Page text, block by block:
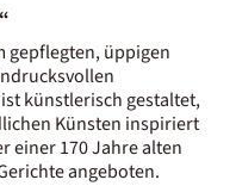
gepflegten, üppigen
künstlerisch gestaltet,
Künsten inspiriert
einer 170 Jahre alten
angeboten.